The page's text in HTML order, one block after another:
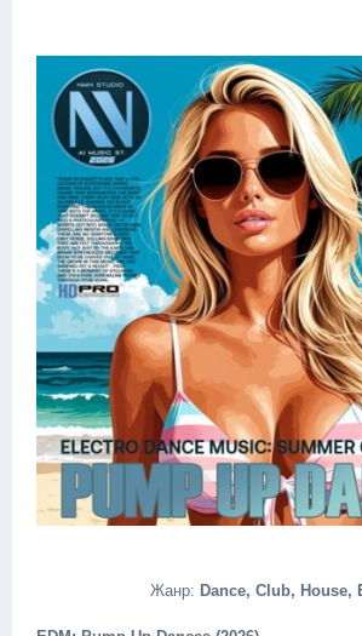
Жанр: Dance, Club, House,